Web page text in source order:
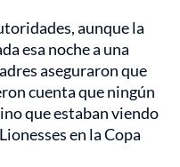
aunque la
esa noche a una
aseguraron que
cuenta que ningún
que estaban viendo
en la Copa